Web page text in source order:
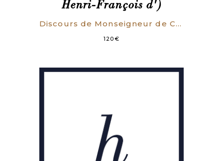
Henri-François d')
Discours de Monseigneur de Chancelier, à Messieurs de la Chambre de Justice, en leur annonçant la suppression de cette Chambre. Du 22 mars 1717.
120€